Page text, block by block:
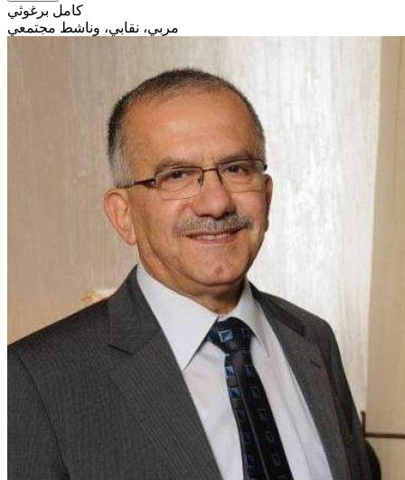
كامل برغوثي
مربي، نقابي، وناشط مجتمعي